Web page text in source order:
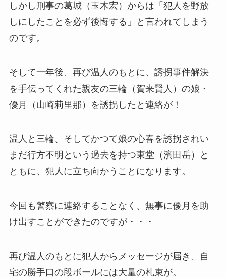
しかし刑事の葛城（玉木宏）からは「犯人を野放
しにしたことを必ず後悔する」と言われてしまう
のです。
そして一年後、再び温人のもとに、誘拐事件解決
を手伝ってくれた親友の三輪（賀来賢人）の娘・
優月（山崎莉里那）を誘拐したと連絡が！
温人と三輪、そしてかつて娘の心春を誘拐されい
まだ行方不明という過去を持つ東堂（濱田岳）と
ともに、犯人に立ち向かうことになります。
今回も警察に連絡することなく、無事に優月を助
け出すことができたのですが・・・
再び温人のもとに犯人からメッセージが届き、自
宅の勝手口の段ボールには大量の札束が。